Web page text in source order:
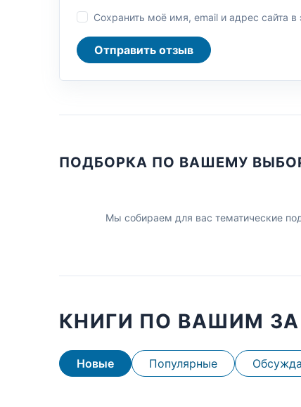
Сохранить моё имя, email и адрес сайта
Отправить отзыв
ПОДБОРКА ПО ВАШЕМУ
Мы собираем для вас тематические
КНИГИ ПО ВАШИМ
Новые Популярные